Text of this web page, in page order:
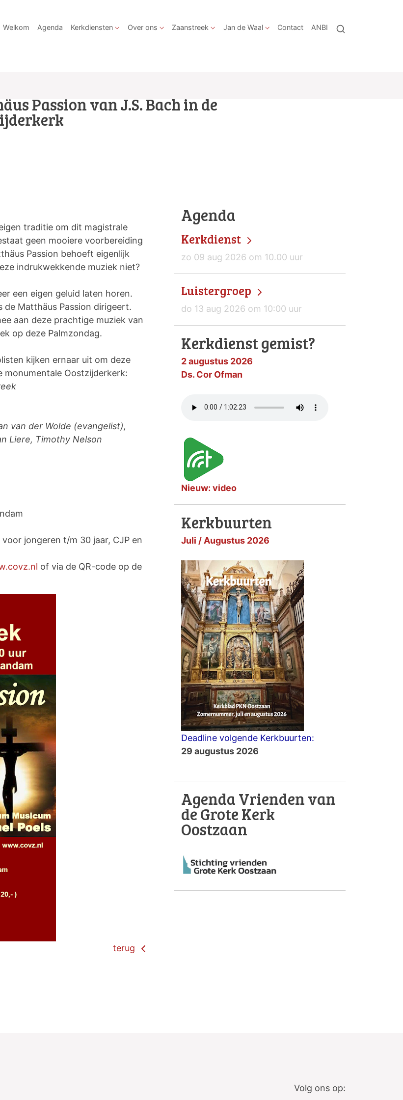
Welkom Agenda Kerkdiensten Over ons Zaanstreek Jan de Waal Contact ANBI
Passion van J.S. Bach in de
traditie om dit magistrale
geen mooiere voorbereiding
Passion behoeft eigenlijk
indrukwekkende muziek niet?
een eigen geluid laten horen.
de Matthäus Passion dirigeert.
aan deze prachtige muziek van
op deze Palmzondag.
kijken ernaar uit om deze
monumentale Oostzijderkerk:
van der Wolde (evangelist),
Liere, Timothy Nelson
jongeren t/m 30 jaar, CJP en
of via de QR-code op de
terug
Agenda
Kerkdienst
zo 09 aug 2026 om 10.00 uur
Luistergroep
do 13 aug 2026 om 10:00 uur
Kerkdienst gemist?
2 augustus 2026
Ds. Cor Ofman
Nieuw: video
Kerkbuurten
Juli / Augustus 2026
Deadline volgende Kerkbuurten:
29 augustus 2026
Agenda Vrienden van
de Grote Kerk
Oostzaan
Volg ons op: